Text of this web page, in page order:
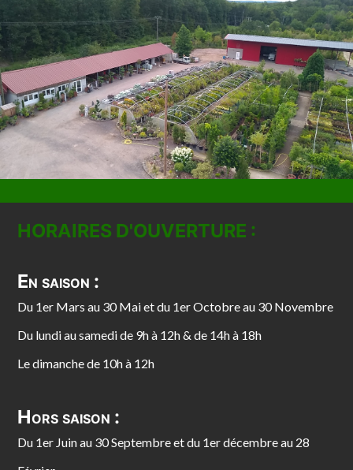
HORAIRES D'OUVERTURE :
En saison :
Du 1er Mars au 30 Mai et du 1er Octobre au 30 Novembre
Du lundi au samedi de 9h à 12h & de 14h à 18h
Le dimanche de 10h à 12h
Hors saison :
Du 1er Juin au 30 Septembre et du 1er décembre au 28